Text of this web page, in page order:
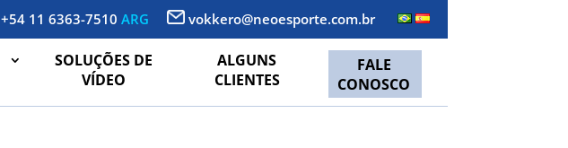
+54 11 6363-7510 ARG vokkero@neoesporte.com.br
SOLUÇÕES DE
VÍDEO
ALGUNS
CLIENTES
FALE
CONOSCO